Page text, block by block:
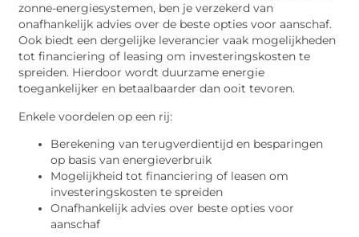
zonne-energiesystemen, ben je verzekerd van
onafhankelijk advies over de beste opties voor aanschaf.
Ook biedt een dergelijke leverancier vaak mogelijkheden
tot financiering of leasing om investeringskosten te
spreiden. Hierdoor wordt duurzame energie
toegankelijker en betaalbaarder dan ooit tevoren.
Enkele voordelen op een rij:
Berekening van terugverdientijd en besparingen
op basis van energieverbruik
Mogelijkheid tot financiering of leasen om
investeringskosten te spreiden
Onafhankelijk advies over beste opties voor
aanschaf